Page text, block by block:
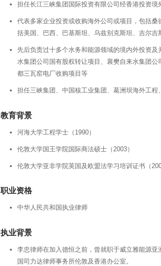
担任长江三峡集团国际投资有限公司经香港投资境
代表多家企业投资或收购海外公司或项目，包括
括美国、巴西、巴基斯坦、乌兹别克斯坦、吉尔吉
先后负责过十多个水务和能源领域的境内外投资
水集团公司国有股权转让项目、襄樊自来水集团
都三瓦窑电厂收购项目等
担任三峡集团、中国核工业集团、葛洲坝海外工
教育背景
河海大学工程学士（1990）
伦敦大学国王学院国际商法硕士（2003）
伦敦大学亚非学院英国及欧盟法学习培训证书（
职业资格
中华人民共和国执业律师
执业背景
李忠律师在加入德恒之前，曾就职于威立雅能源
国司力达律师事务所伦敦及香港办公室。